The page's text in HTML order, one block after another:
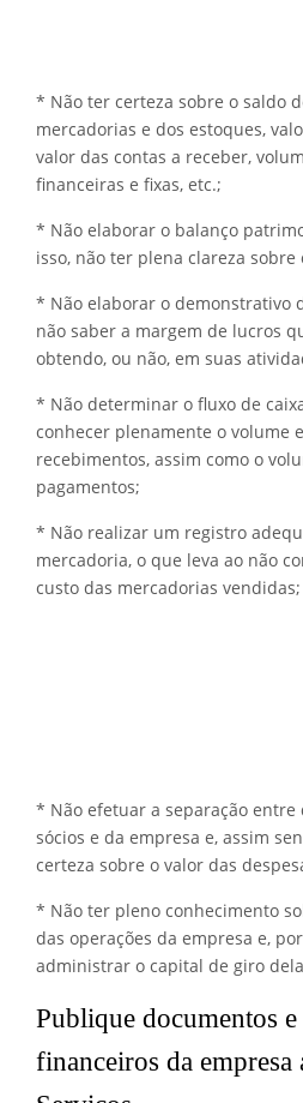
* Não ter certeza sobre o saldo
mercadorias e dos estoques,
valor das contas a receber,
financeiras e fixas, etc.;
* Não elaborar o balanço
isso, não ter plena clareza
* Não elaborar o demonstrativo
não saber a margem de lucros
obtendo, ou não, em suas
* Não determinar o fluxo de
conhecer plenamente o volume
recebimentos, assim como o
pagamentos;
* Não realizar um registro
mercadoria, o que leva ao não
custo das mercadorias vendidas;
* Não efetuar a separação entre
sócios e da empresa e, assim
certeza sobre o valor das
* Não ter pleno conhecimento
das operações da empresa e,
administrar o capital de giro
Publique documentos
financeiros da